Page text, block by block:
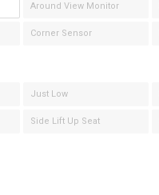
Around View Monitor
Corner Sensor
Just Low
Side Lift Up Seat